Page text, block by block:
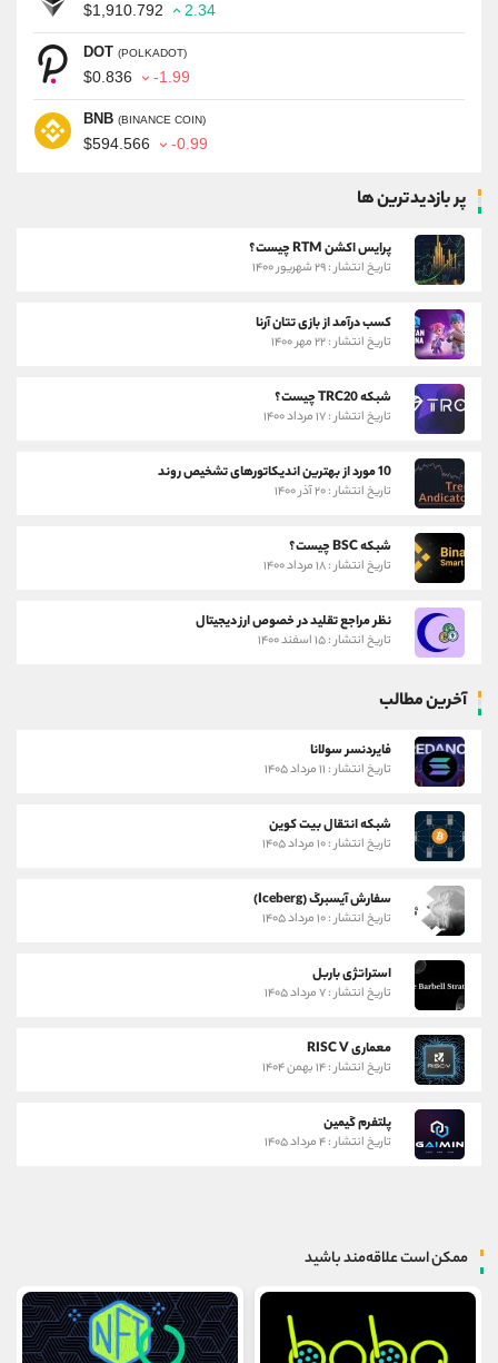
$1,910.792 2.34
DOT (POLKADOT)
$0.836 -1.99
BNB (BINANCE COIN)
$594.566 -0.99
پر بازدیدترین ها
پرایس اکشن RTM چیست؟
تاریخ انتشار : ۲۹ شهریور ۱۴۰۰
کسب درآمد از بازی تتان آرنا
تاریخ انتشار : ۲۲ مهر ۱۴۰۰
شبکه TRC20 چیست؟
تاریخ انتشار : ۱۷ مرداد ۱۴۰۰
10 مورد از بهترین اندیکاتورهای تشخیص روند
تاریخ انتشار : ۲۰ آذر ۱۴۰۰
شبکه BSC چیست؟
تاریخ انتشار : ۱۸ مرداد ۱۴۰۰
نظر مراجع تقلید در خصوص ارز دیجیتال
تاریخ انتشار : ۱۵ اسفند ۱۴۰۰
آخرین مطالب
فایردنسر سولانا
تاریخ انتشار : ۱۱ مرداد ۱۴۰۵
شبکه انتقال بیت کوین
تاریخ انتشار : ۱۰ مرداد ۱۴۰۵
سفارش آیسبرگ (Iceberg)
تاریخ انتشار : ۱۰ مرداد ۱۴۰۵
استراتژی باربل
تاریخ انتشار : ۷ مرداد ۱۴۰۵
معماری RISC V
تاریخ انتشار : ۱۴ بهمن ۱۴۰۴
پلتفرم گیمین
تاریخ انتشار : ۴ مرداد ۱۴۰۵
ممکن است علاقه‌مند باشید